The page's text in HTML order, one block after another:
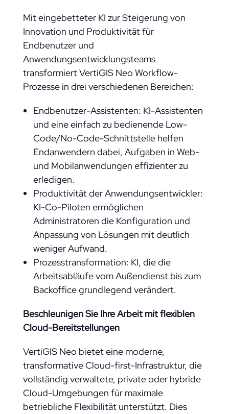
Mit eingebetteter KI zur Steigerung von
Innovation und Produktivität für
Endbenutzer und
Anwendungsentwicklungsteams
transformiert VertiGIS Neo Workflow-
Prozesse in drei verschiedenen Bereichen:
Endbenutzer-Assistenten: KI-Assistenten
und eine einfach zu bedienende Low-
Code/No-Code-Schnittstelle helfen
Endanwendern dabei, Aufgaben in Web-
und Mobilanwendungen effizienter zu
erledigen.
Produktivität der Anwendungsentwickler:
KI-Co-Piloten ermöglichen
Administratoren die Konfiguration und
Anpassung von Lösungen mit deutlich
weniger Aufwand.
Prozesstransformation: KI, die die
Arbeitsabläufe vom Außendienst bis zum
Backoffice grundlegend verändert.
Beschleunigen Sie Ihre Arbeit mit flexiblen
Cloud-Bereitstellungen
VertiGIS Neo bietet eine moderne,
transformative Cloud-first-Infrastruktur, die
vollständig verwaltete, private oder hybride
Cloud-Umgebungen für maximale
betriebliche Flexibilität unterstützt. Dies